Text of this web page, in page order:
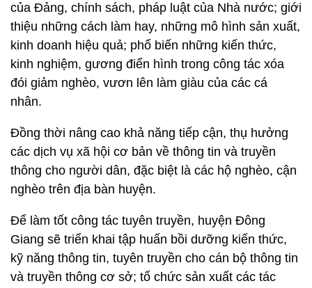
của Đảng, chính sách, pháp luật của Nhà nước; giới
thiệu những cách làm hay, những mô hình sản xuất,
kinh doanh hiệu quả; phổ biến những kiến thức,
kinh nghiệm, gương điển hình trong công tác xóa
đói giảm nghèo, vươn lên làm giàu của các cá
nhân.
Đồng thời nâng cao khả năng tiếp cận, thụ hưởng
các dịch vụ xã hội cơ bản về thông tin và truyền
thông cho người dân, đặc biệt là các hộ nghèo, cận
nghèo trên địa bàn huyện.
Để làm tốt công tác tuyên truyền, huyện Đông
Giang sẽ triển khai tập huấn bồi dưỡng kiến thức,
kỹ năng thông tin, tuyên truyền cho cán bộ thông tin
và truyền thông cơ sở; tổ chức sản xuất các tác